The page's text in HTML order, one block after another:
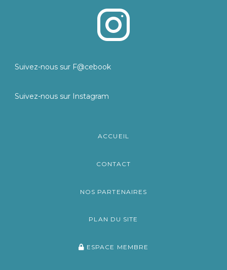
Suivez-nous sur F@cebook
Suivez-nous sur Instagram
ACCUEIL
CONTACT
NOS PARTENAIRES
PLAN DU SITE
ESPACE MEMBRE